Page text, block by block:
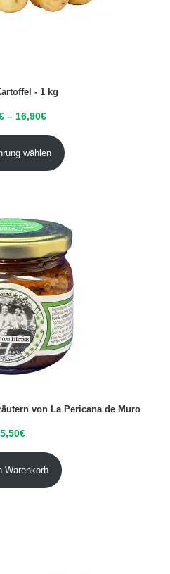
- 1 kg
– 16,90€
wählen
von La Pericana de Muro
5,50€
Warenkorb